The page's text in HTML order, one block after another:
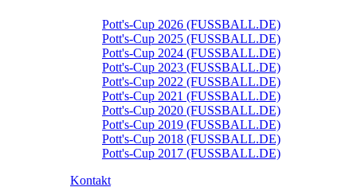
Pott's-Cup 2026 (FUSSBALL.DE)
Pott's-Cup 2025 (FUSSBALL.DE)
Pott's-Cup 2024 (FUSSBALL.DE)
Pott's-Cup 2023 (FUSSBALL.DE)
Pott's-Cup 2022 (FUSSBALL.DE)
Pott's-Cup 2021 (FUSSBALL.DE)
Pott's-Cup 2020 (FUSSBALL.DE)
Pott's-Cup 2019 (FUSSBALL.DE)
Pott's-Cup 2018 (FUSSBALL.DE)
Pott's-Cup 2017 (FUSSBALL.DE)
Kontakt